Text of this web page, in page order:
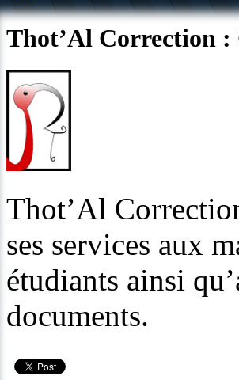
Thot’Al Correction :
Thot’Al
ses services aux
étudiants ainsi
documents.